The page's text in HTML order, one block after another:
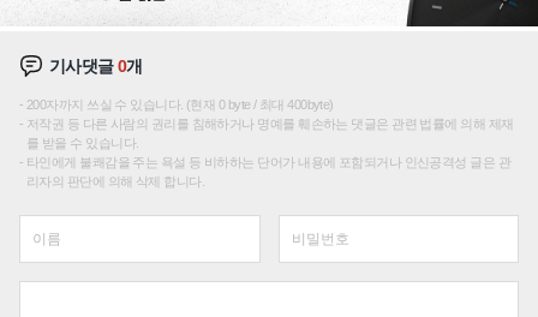
기사댓글0개
200자까지 쓰실 수 있습니다. (현재 0 byte / 최대 400byte)
저작권 등 다른 사람의 권리를 침해하거나 명예를 훼손하는 댓글은 관련 법률에 의해 제재
를 받을 수 있습니다.
타인에게 불쾌감을 주는 욕설 등 비하하는 단어가 내용에 포함되거나 인신공격성 글은 관
리자의 판단에 의해 삭제 합니다.